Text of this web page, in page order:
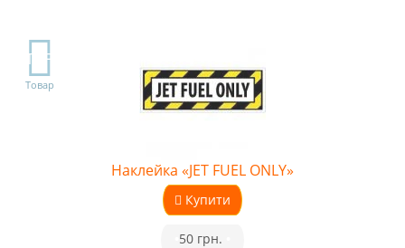
TOP
Товар
Наклейка «JET FUEL ONLY»
Купити
50 грн.